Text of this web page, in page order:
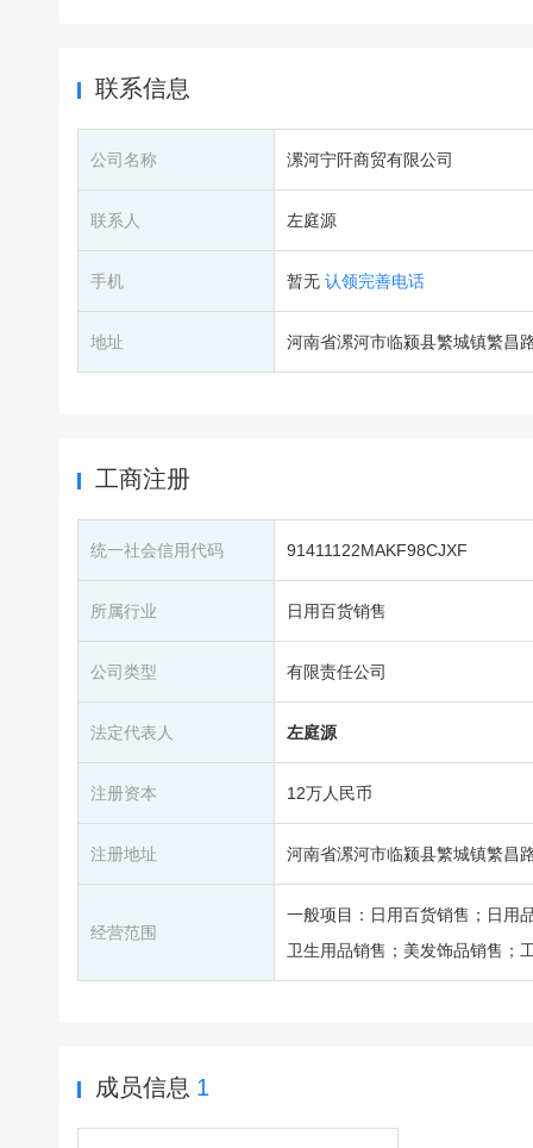
联系信息
公司名称 漯河宁阡商贸有限公司
联系人 左庭源
手机 暂无 认领完善电话
地址 河南省漯河市临颍县繁城镇繁昌
工商注册
统一社会信用代码 91411122MAKF98CJXF
所属行业 日用百货销售
公司类型 有限责任公司
法定代表人 左庭源
注册资本 12万人民币
注册地址 河南省漯河市临颍县繁城镇繁昌
经营范围
一般项目：日用百货销售；日用
卫生用品销售；美发饰品销售；
成员信息 1